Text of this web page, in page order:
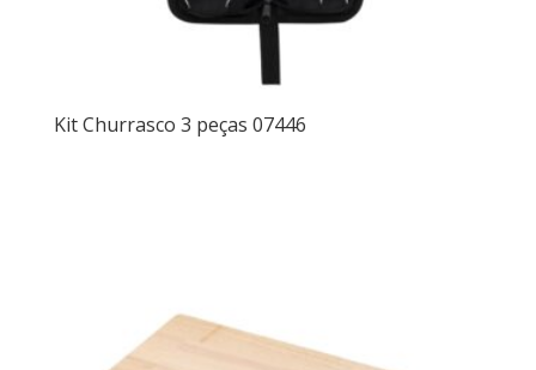
Kit Churrasco 3 peças 07446